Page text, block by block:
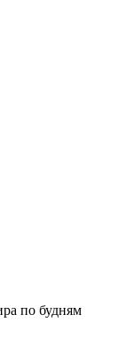
по будням